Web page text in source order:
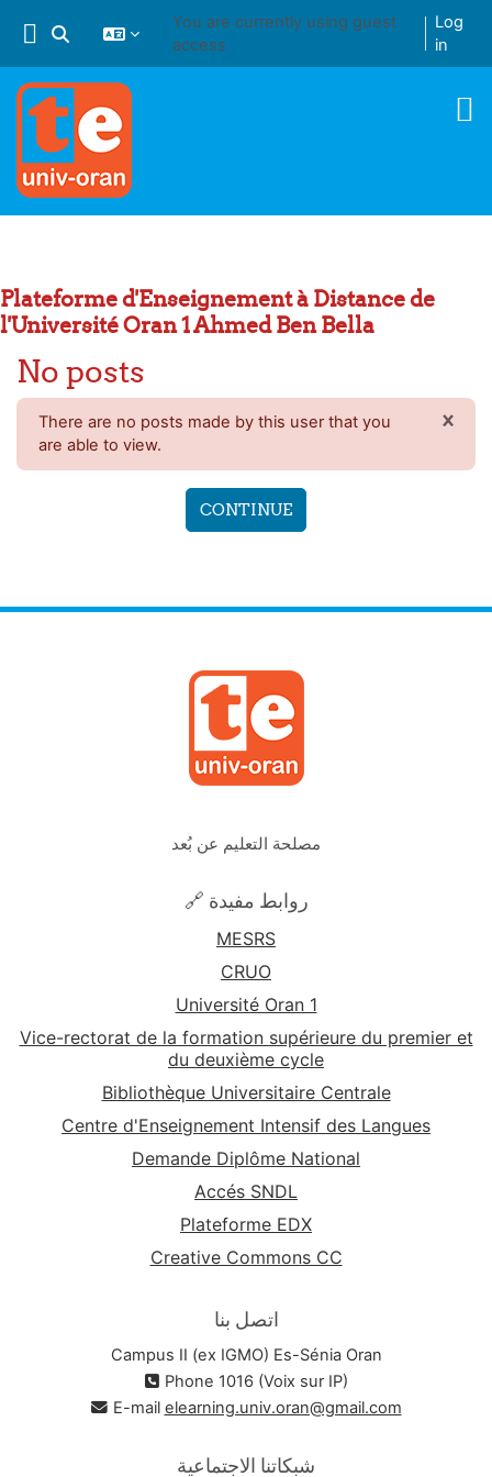
Toggle search input
You are currently using guest
access
Log
in
Plateforme d'Enseignement à Distance de
l'Université Oran 1 Ahmed Ben Bella
No posts
There are no posts made by this user that you
are able to view.
×
CONTINUE
مصلحة التعليم عن بُعد
🔗 روابط مفيدة
MESRS
CRUO
Université Oran 1
Vice-rectorat de la formation supérieure du premier et
du deuxième cycle
Bibliothèque Universitaire Centrale
Centre d'Enseignement Intensif des Langues
Demande Diplôme National
Accés SNDL
Plateforme EDX
Creative Commons CC
اتصل بنا
Campus II (ex IGMO) Es-Sénia Oran
Phone 1016 (Voix sur IP)
E-mail elearning.univ.oran@gmail.com
شبكاتنا الاجتماعية